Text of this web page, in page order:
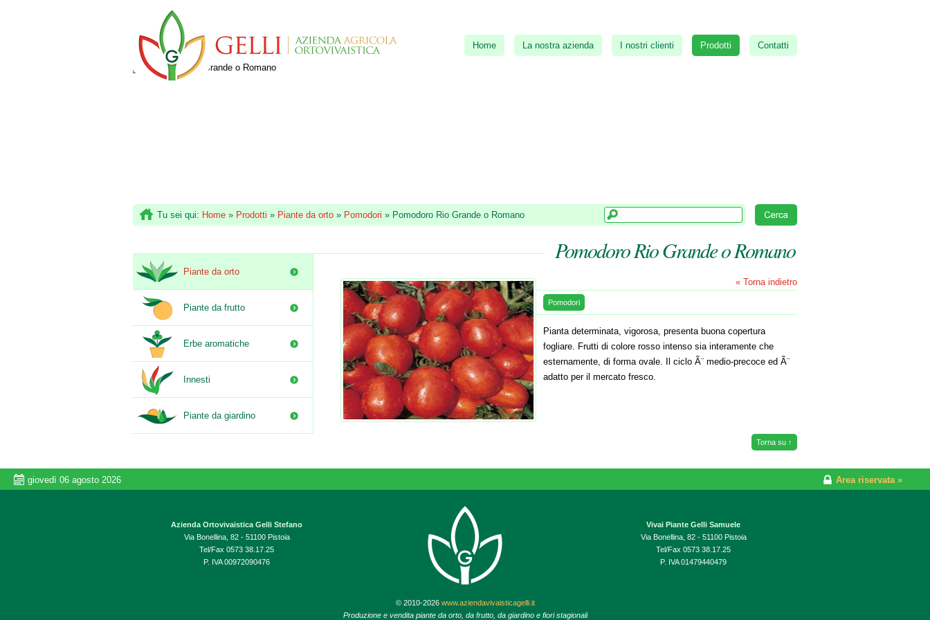
Home La nostra azienda I nostri clienti Prodotti Contatti
Tu sei qui: Home » Prodotti » Piante da orto » Pomodori » Pomodoro Rio Grande o Romano
Pomodoro Rio Grande o Romano
« Torna indietro
Pomodori
Pianta determinata, vigorosa, presenta buona copertura
fogliare. Frutti di colore rosso intenso sia interamente che
esternamente, di forma ovale. Il ciclo Ã¨ medio-precoce ed Ã¨
adatto per il mercato fresco.
Piante da orto
Piante da frutto
Erbe aromatiche
Innesti
Piante da giardino
Torna su ↑
giovedì 06 agosto 2026 Area riservata »
Azienda Ortovivaistica Gelli Stefano
Via Bonellina, 82 - 51100 Pistoia
Tel/Fax 0573 38.17.25
P. IVA 00972090476
Vivai Piante Gelli Samuele
Via Bonellina, 82 - 51100 Pistoia
Tel/Fax 0573 38.17.25
P. IVA 01479440479
© 2010-2026 www.aziendavivaisticagelli.it
Produzione e vendita piante da orto, da frutto, da giardino e fiori stagionali